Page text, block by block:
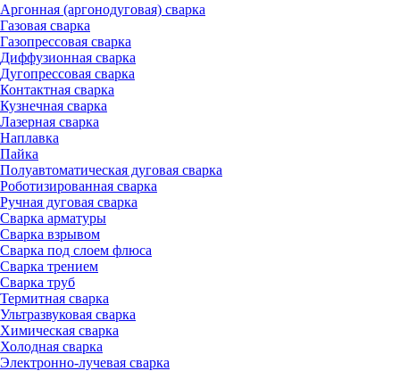
Аргонная (аргонодуговая) сварка
Газовая сварка
Газопрессовая сварка
Диффузионная сварка
Дугопрессовая сварка
Контактная сварка
Кузнечная сварка
Лазерная сварка
Наплавка
Пайка
Полуавтоматическая дуговая сварка
Роботизированная сварка
Ручная дуговая сварка
Сварка арматуры
Сварка взрывом
Сварка под слоем флюса
Сварка трением
Сварка труб
Термитная сварка
Ультразвуковая сварка
Химическая сварка
Холодная сварка
Электронно-лучевая сварка